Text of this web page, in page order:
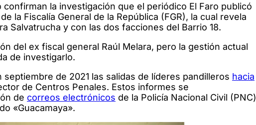
la investigación que el periódico El Faro publicó
la Fiscalía General de la República (FGR), la cual revela
Salvatrucha y con las dos facciones del Barrio 18.
del ex fiscal general Raúl Melara, pero la gestión actual
de investigarlo.
de 2021 las salidas de líderes pandilleros hacia
de Centros Penales. Estos informes se
de correos electrónicos de la Policía Nacional Civil (PNC)
«Guacamaya».